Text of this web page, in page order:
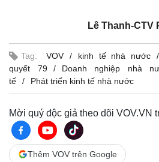
Pháp luật
Vụ án
Tư vấn luật
Vũ
Lê Thanh-CTV
Tag: VOV kinh tế nhà nước
quyết 79
Doanh nghiệp nhà
tế
Phát triển kinh tế nhà nước
Mời quý độc giả theo dõi VOV.VN
Thêm VOV trên Google